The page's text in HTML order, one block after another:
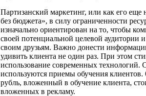
Партизанский маркетинг, или как его еще
без бюджета», в силу ограниченности
изначально ориентирован на то, чтобы
своей потенциальной целевой аудитории
своим друзьям. Важно донести
удивить клиента не один раз. При этом
использование современных технологий.
используются приемы обучения
рубль, вложенный в обучение клиента,
вложенных в рекламу.